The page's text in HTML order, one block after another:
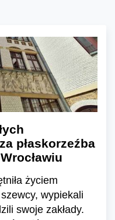
płaskorzeźba
życiem
wypiekali
swoje zakłady.